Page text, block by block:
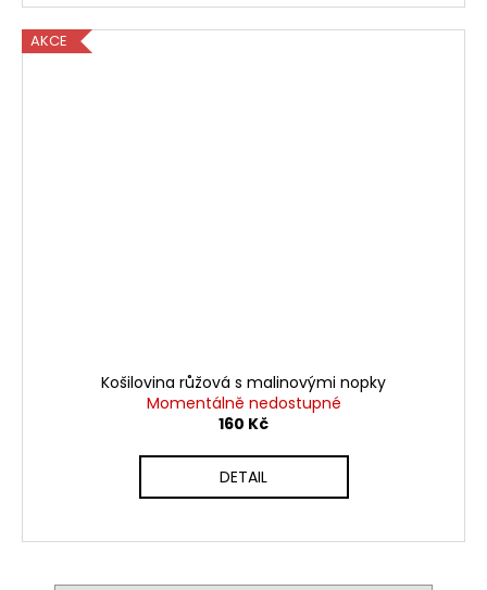
AKCE
Košilovina růžová s malinovými nopky
Momentálně nedostupné
160 Kč
DETAIL